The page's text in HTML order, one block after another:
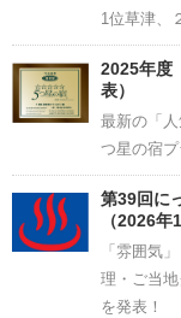
1位草津、
2025年度
表）
最新の「
つ星の宿
第39回に
（2026年
「雰囲気
理・ご当
を発表！